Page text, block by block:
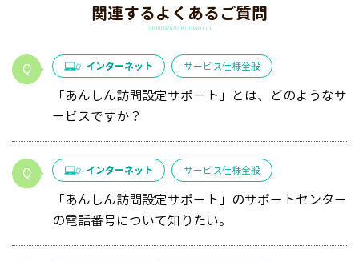
関連するよくあるご質問
インターネット サービス仕様全般
「あんしん訪問設定サポート」とは、どのようなサ
ービスですか？
インターネット サービス仕様全般
「あんしん訪問設定サポート」のサポートセンター
の電話番号について知りたい。